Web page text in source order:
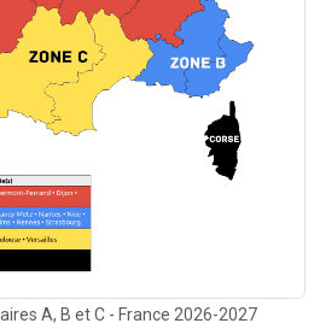
A, B et C - France 2026-2027